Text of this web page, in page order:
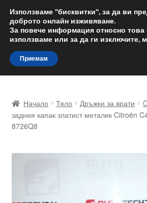
ДОСТАВКА от
Доставка по
Skip
to
navigation
Skip
to
content
Доставка по целия свят
Начало Тяло Дръжки за врати
задния капак златист металик Citroën
8726Q8
Използваме "бисквитки", за да ви
доброто онлайн изживяване.
За повече информация относно това
използваме или за да ги изключите,
Приемам